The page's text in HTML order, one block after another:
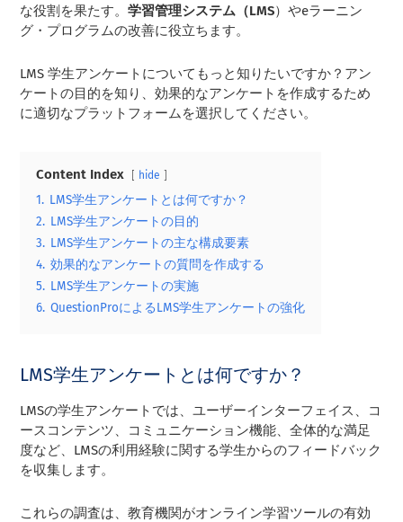
な役割を果たす。学習管理システム（LMS）やeラーニン
グ・プログラムの改善に役立ちます。
LMS 学生アンケートについてもっと知りたいですか？アン
ケートの目的を知り、効果的なアンケートを作成するため
に適切なプラットフォームを選択してください。
Content Index hide
1. LMS学生アンケートとは何ですか？
2. LMS学生アンケートの目的
3. LMS学生アンケートの主な構成要素
4. 効果的なアンケートの質問を作成する
5. LMS学生アンケートの実施
6. QuestionProによるLMS学生アンケートの強化
LMS学生アンケートとは何ですか？
LMSの学生アンケートでは、ユーザーインターフェイス、コ
ースコンテンツ、コミュニケーション機能、全体的な満足
度など、LMSの利用経験に関する学生からのフィードバック
を収集します。
これらの調査は、教育機関がオンライン学習ツールの有効